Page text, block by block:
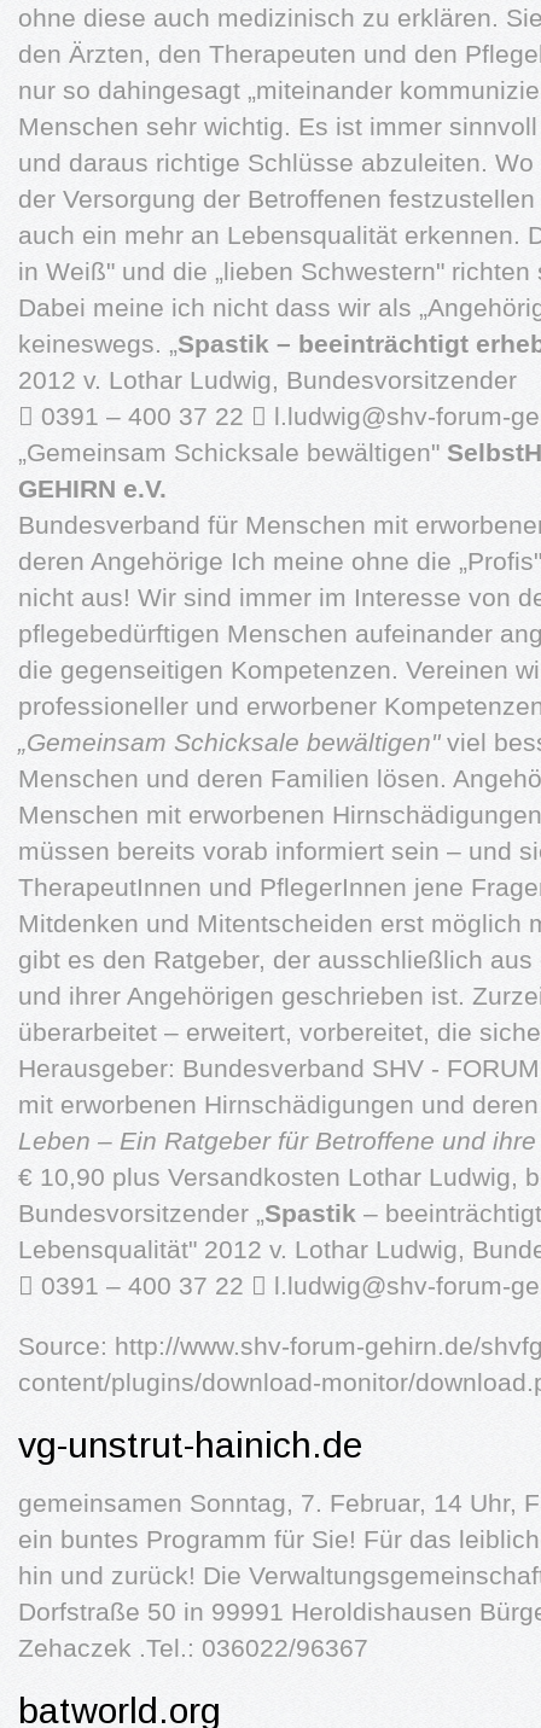
ohne diese auch medizinisch zu erklären.
den Ärzten, den Therapeuten und den
nur so dahingesagt „miteinander
Menschen sehr wichtig. Es ist immer
und daraus richtige Schlüsse abzuleiten.
der Versorgung der Betroffenen
auch ein mehr an Lebensqualität erkennen.
in Weiß" und die „lieben Schwestern"
Dabei meine ich nicht dass wir als
keineswegs. „Spastik – beeinträchtigt
2012 v. Lothar Ludwig, Bundesvorsitzender
 0391 – 400 37 22  l.ludwig@shv-forum-
„Gemeinsam Schicksale bewältigen"
GEHIRN e.V.
Bundesverband für Menschen mit
deren Angehörige Ich meine ohne die
nicht aus! Wir sind immer im Interesse von
pflegebedürftigen Menschen aufeinander
die gegenseitigen Kompetenzen. Vereinen
professioneller und erworbener
„Gemeinsam Schicksale bewältigen"viel
Menschen und deren Familien lösen.
Menschen mit erworbenen
müssen bereits vorab informiert sein – und
TherapeutInnen und PflegerInnen jene
Mitdenken und Mitentscheiden erst möglich
gibt es den Ratgeber, der ausschließlich
und ihrer Angehörigen geschrieben ist.
überarbeitet – erweitert, vorbereitet, die
Herausgeber: Bundesverband SHV -
mit erworbenen Hirnschädigungen und
Leben – Ein Ratgeber für Betroffene und
€ 10,90 plus Versandkosten Lothar Ludwig,
Bundesvorsitzender „Spastik –
Lebensqualität" 2012 v. Lothar Ludwig,
 0391 – 400 37 22  l.ludwig@shv-forum-
Source: http://www.shv-forum-gehirn.de/
content/plugins/download-monitor/
vg-unstrut-hainich.de
gemeinsamen Sonntag, 7. Februar, 14 Uhr,
ein buntes Programm für Sie! Für das
hin und zurück! Die
Dorfstraße 50 in 99991 Heroldishausen
Zehaczek .Tel.: 036022/96367
batworld.org